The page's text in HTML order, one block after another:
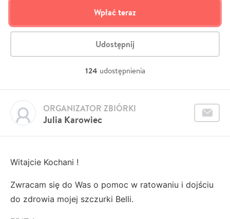
Wpłać teraz
Udostępnij
124 udostępnienia
Julia Karowiec
ORGANIZATOR ZBIÓRKI
Witajcie Kochani !
Zwracam się do Was o pomoc w ratowaniu i dojściu
do zdrowia mojej szczurki Belli.